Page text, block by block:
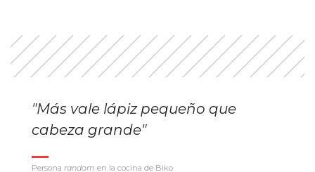
"Más vale lápiz pequeño que
cabeza grande"
Persona random en la cocina de Biko